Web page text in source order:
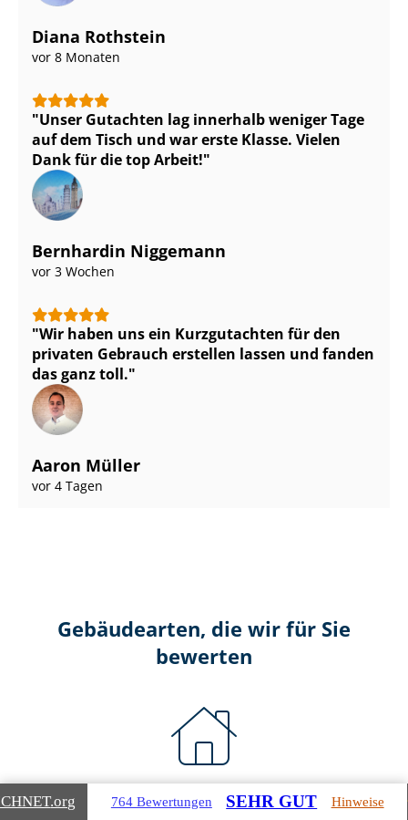
Diana Rothstein
vor 8 Monaten
Unser Gutachten lag innerhalb weniger Tage
auf dem Tisch und war erste Klasse. Vielen
Dank für die top Arbeit!
Bernhardin Niggemann
vor 3 Wochen
Wir haben uns ein Kurzgutachten für den
privaten Gebrauch erstellen lassen und fanden
das ganz toll.
Aaron Müller
vor 4 Tagen
Gebäudearten, die wir für Sie
bewerten
Wohnimmobilien
.org 764 Bewertungen SEHR GUT Hinweise